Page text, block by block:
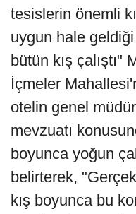
tesislerin önemli
uygun hale
bütün kış çalıştı"
İçmeler
otelin genel
mevzuatı
boyunca yoğun
belirterek,
kış boyunca bu